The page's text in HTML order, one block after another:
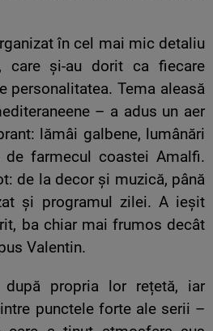
în cel mai mic detaliu
care și-au dorit ca fiecare
personalitatea. Tema aleasă
– a adus un aer
lămâi galbene, lumânări
farmecul coastei Amalfi.
de la decor și muzică, până
și programul zilei. A ieșit
ba chiar mai frumos decât
Valentin.
propria lor rețetă, iar
punctele forte ale serii –